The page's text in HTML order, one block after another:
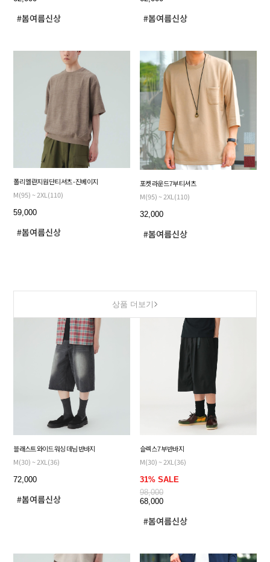
폴리 멜란지 원단 티셔츠 - 진베이지
M(95) ~ 2XL(110)
59,000
포켓 라운드 7부 티셔츠
M(95) ~ 2XL(110)
32,000
상품 더보기
블래스트 와이드 워싱 데님 반바지
M(30) ~ 2XL(36)
72,000
슬렉스 7부 반바지
M(30) ~ 2XL(36)
31% SALE
98,000
68,000